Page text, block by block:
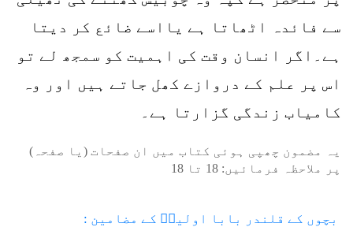
سے فائدہ اٹھاتا ہے یااسے ضائع کر دیتا
ہے۔اگر انسان وقت کی اہمیت کو سمجھ لے تو
اس پر علم کے دروازے کھل جاتے ہیں اور وہ
کامیاب زندگی گزارتا ہے۔
یہ مضمون چھپی ہوئی کتاب میں ان صفحات (یا صفحہ)
پر ملاحظہ فرمائیں: 18 تا 18
بچوں کے قلندر بابا اولیاؒ کے مضامین :